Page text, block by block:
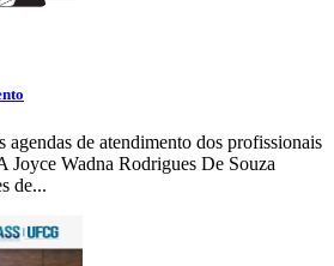
agendas de atendimento dos profissionais
Wadna Rodrigues De Souza
de...